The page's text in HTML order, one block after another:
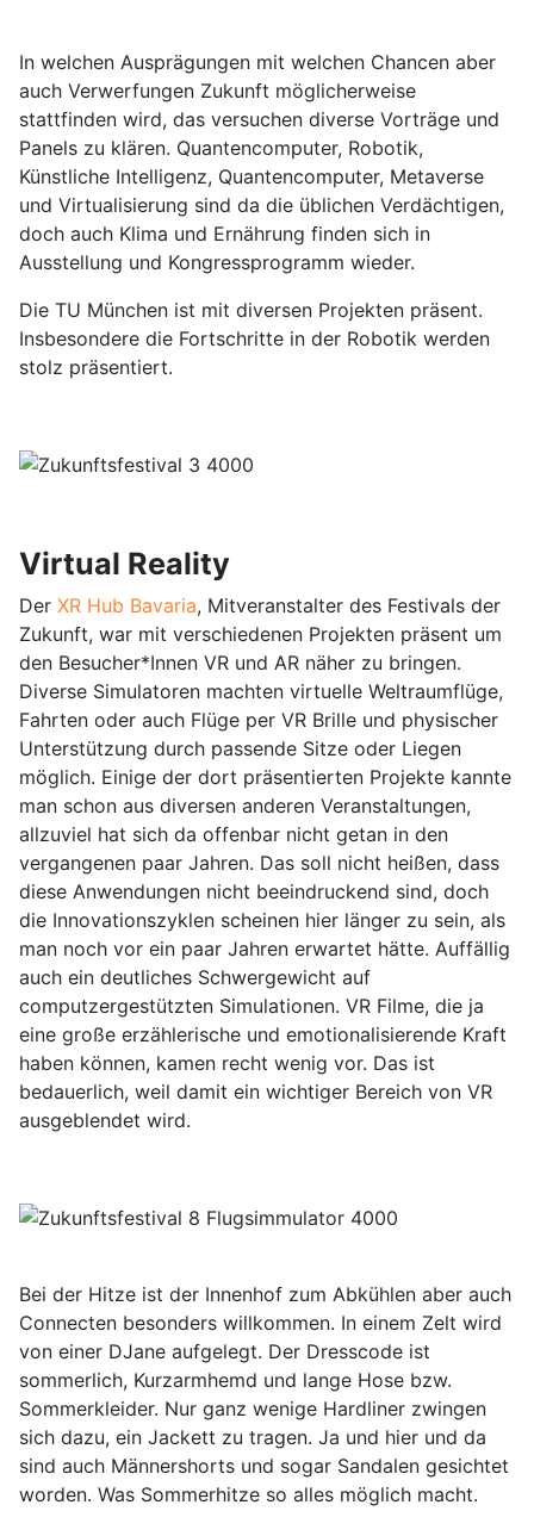
In welchen Ausprägungen mit welchen Chancen aber
auch Verwerfungen Zukunft möglicherweise
stattfinden wird, das versuchen diverse Vorträge und
Panels zu klären. Quantencomputer, Robotik,
Künstliche Intelligenz, Quantencomputer, Metaverse
und Virtualisierung sind da die üblichen Verdächtigen,
doch auch Klima und Ernährung finden sich in
Ausstellung und Kongressprogramm wieder.
Die TU München ist mit diversen Projekten präsent.
Insbesondere die Fortschritte in der Robotik werden
stolz präsentiert.
Virtual Reality
Der XR Hub Bavaria, Mitveranstalter des Festivals der
Zukunft, war mit verschiedenen Projekten präsent um
den Besucher*Innen VR und AR näher zu bringen.
Diverse Simulatoren machten virtuelle Weltraumflüge,
Fahrten oder auch Flüge per VR Brille und physischer
Unterstützung durch passende Sitze oder Liegen
möglich. Einige der dort präsentierten Projekte kannte
man schon aus diversen anderen Veranstaltungen,
allzuviel hat sich da offenbar nicht getan in den
vergangenen paar Jahren. Das soll nicht heißen, dass
diese Anwendungen nicht beeindruckend sind, doch
die Innovationszyklen scheinen hier länger zu sein, als
man noch vor ein paar Jahren erwartet hätte. Auffällig
auch ein deutliches Schwergewicht auf
computzergestützten Simulationen. VR Filme, die ja
eine große erzählerische und emotionalisierende Kraft
haben können, kamen recht wenig vor. Das ist
bedauerlich, weil damit ein wichtiger Bereich von VR
ausgeblendet wird.
Bei der Hitze ist der Innenhof zum Abkühlen aber auch
Connecten besonders willkommen. In einem Zelt wird
von einer DJane aufgelegt. Der Dresscode ist
sommerlich, Kurzarmhemd und lange Hose bzw.
Sommerkleider. Nur ganz wenige Hardliner zwingen
sich dazu, ein Jackett zu tragen. Ja und hier und da
sind auch Männershorts und sogar Sandalen gesichtet
worden. Was Sommerhitze so alles möglich macht.